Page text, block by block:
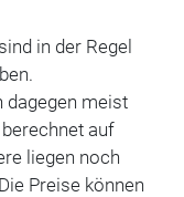
in der Regel
dagegen meist
auf
liegen noch
Preise können